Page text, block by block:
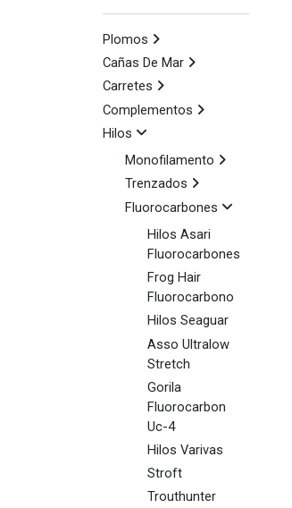
Plomos
Cañas De Mar
Carretes
Complementos
Hilos
Monofilamento
Trenzados
Fluorocarbones
Hilos Asari
Fluorocarbones
Frog Hair
Fluorocarbono
Hilos Seaguar
Asso Ultralow
Stretch
Gorila
Fluorocarbon
Uc-4
Hilos Varivas
Stroft
Trouthunter